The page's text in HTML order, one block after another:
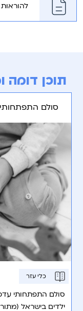
תוכן דומה
סולם התפתחותי
כלי עזר
ילדים בישראל